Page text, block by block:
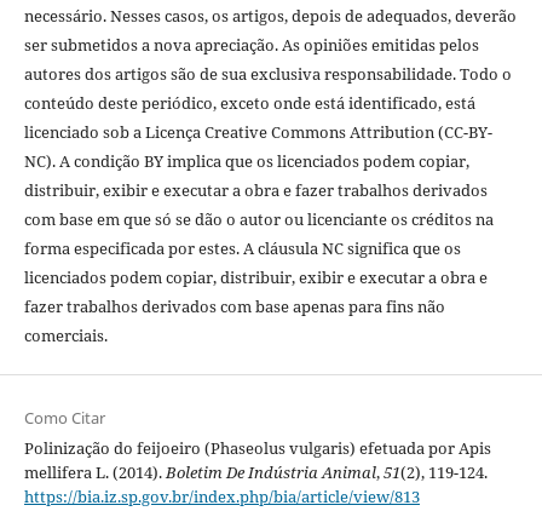
necessário. Nesses casos, os artigos, depois de adequados, deverão
ser submetidos a nova apreciação. As opiniões emitidas pelos
autores dos artigos são de sua exclusiva responsabilidade. Todo o
conteúdo deste periódico, exceto onde está identificado, está
licenciado sob a Licença Creative Commons Attribution (CC-BY-
NC). A condição BY implica que os licenciados podem copiar,
distribuir, exibir e executar a obra e fazer trabalhos derivados
com base em que só se dão o autor ou licenciante os créditos na
forma especificada por estes. A cláusula NC significa que os
licenciados podem copiar, distribuir, exibir e executar a obra e
fazer trabalhos derivados com base apenas para fins não
comerciais.
Como Citar
Polinização do feijoeiro (Phaseolus vulgaris) efetuada por Apis
mellifera L. (2014).Boletim De Indústria Animal,51(2), 119-124.
https://bia.iz.sp.gov.br/index.php/bia/article/view/813